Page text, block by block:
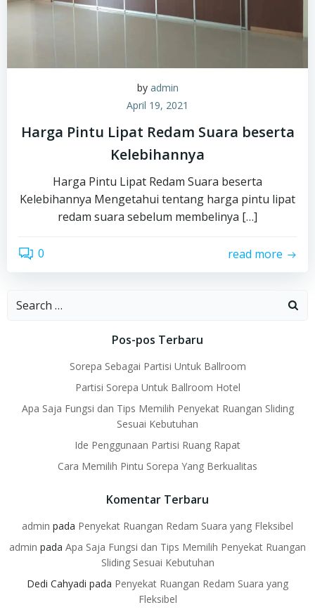
by admin
April 19, 2021
Harga Pintu Lipat Redam Suara beserta
Kelebihannya
Harga Pintu Lipat Redam Suara beserta
Kelebihannya Mengetahui tentang harga pintu lipat
redam suara sebelum membelinya […]
0 read more
Search
Pos-pos Terbaru
Sorepa Sebagai Partisi Untuk Ballroom
Partisi Sorepa Untuk Ballroom Hotel
Apa Saja Fungsi dan Tips Memilih Penyekat Ruangan Sliding
Sesuai Kebutuhan
Ide Penggunaan Partisi Ruang Rapat
Cara Memilih Pintu Sorepa Yang Berkualitas
Komentar Terbaru
admin pada Penyekat Ruangan Redam Suara yang Fleksibel
admin pada Apa Saja Fungsi dan Tips Memilih Penyekat Ruangan
Sliding Sesuai Kebutuhan
Dedi Cahyadi pada Penyekat Ruangan Redam Suara yang
Fleksibel